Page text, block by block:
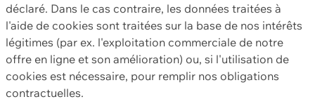
déclaré. Dans le cas contraire, les données traitées à
l'aide de cookies sont traitées sur la base de nos intérêts
légitimes (par ex. l'exploitation commerciale de notre
offre en ligne et son amélioration) ou, si l'utilisation de
cookies est nécessaire, pour remplir nos obligations
contractuelles.